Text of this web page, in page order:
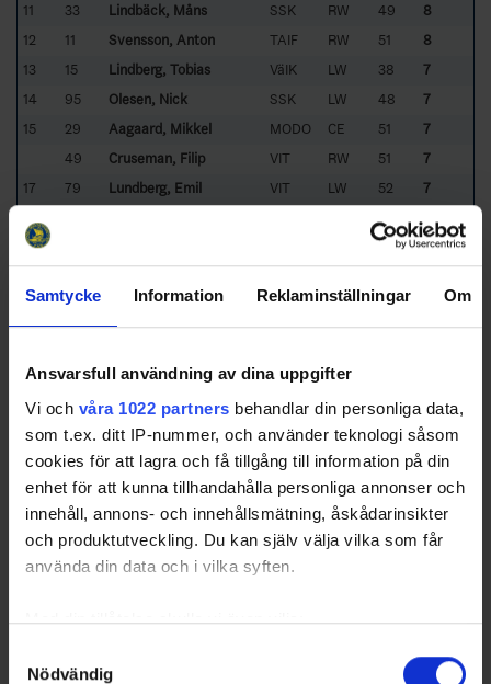
Samtycke Information Reklaminställningar Om
Ansvarsfull användning av dina uppgifter
Vi och våra 1022 partners behandlar din personliga data,
som t.ex. ditt IP-nummer, och använder teknologi såsom
cookies för att lagra och få tillgång till information på din
enhet för att kunna tillhandahålla personliga annonser och
innehåll, annons- och innehållsmätning, åskådarinsikter
och produktutveckling. Du kan själv välja vilka som får
använda din data och i vilka syften.
Med din tillåtelse skulle vi även vilja:
kan ha en noggrannhet på upp till flera meter
Nödvändig
11
33 Lindbäck, Måns SSK RW 49
8
12
11 Svensson, Anton TAIF RW 51
8
13
15 Lindberg, Tobias VäIK LW 38
7
14
95 Olesen, Nick SSK LW 48
7
15
29 Aagaard, Mikkel MODO CE 51
7
49
Cruseman, Filip VIT RW 51
7
17
79 Lundberg, Emil VIT LW 52
7
19
40
6
21
80 Blomstrand, Ludwig SSK LW 44
Immo, Tor LW
Sorted by higherP owerp layG oals and lowerG amesPlayed.
Powerplay Assist Leaders
Rk No Name Team Pos GP
PPA
4
33 Lundin, Albin 18